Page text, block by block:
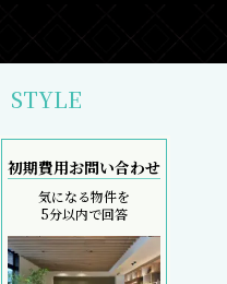
STYLE
初期費用お問い合わせ
気になる物件を
5分以内で回答